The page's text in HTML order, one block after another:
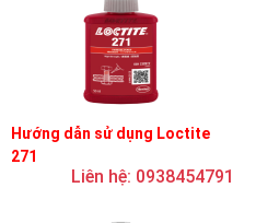
Hướng dẫn sử dụng Loctite
271
Liên hệ: 0938454791